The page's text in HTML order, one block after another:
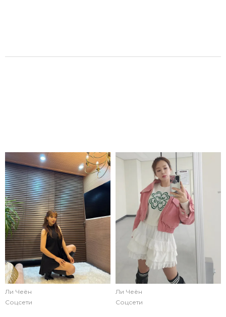
Ли Чеён
Соцсети
Ли Чеён
Соцсети